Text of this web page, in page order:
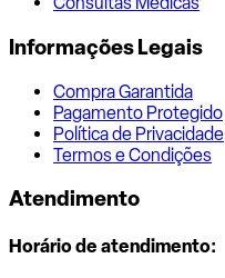
Informações Legais
Compra Garantida
Pagamento Protegido
Política de Privacidade
Termos e Condições
Atendimento
Horário de atendimento: